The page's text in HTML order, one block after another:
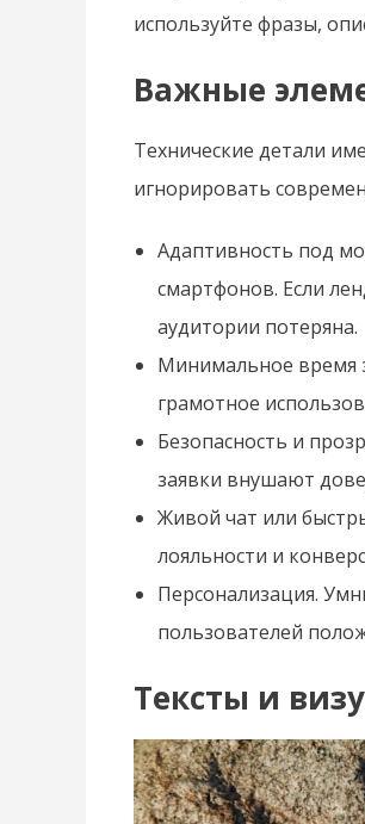
используйте фразы,
Важные
Технические детали
игнорировать
Адаптивность под
смартфонов. Если
аудитории потеряна.
Минимальное время
грамотное
Безопасность и
заявки внушают
Живой чат или
лояльности и
Персонализация.
пользователей
Тексты и